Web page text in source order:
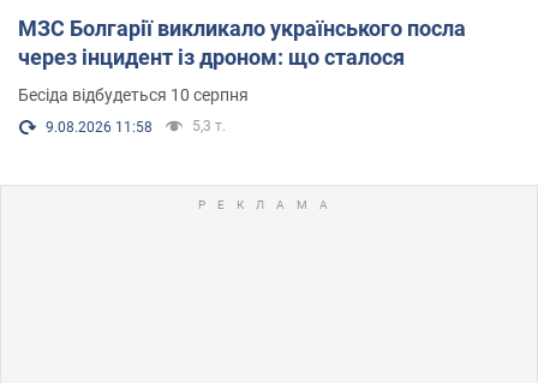
МЗС Болгарії викликало українського посла
через інцидент із дроном: що сталося
Бесіда відбудеться 10 серпня
9.08.2026 11:58 5,3 т.